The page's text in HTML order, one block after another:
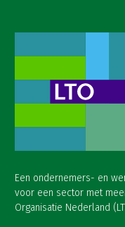
Een ondernemers- en
voor een sector met
Organisatie Nederland